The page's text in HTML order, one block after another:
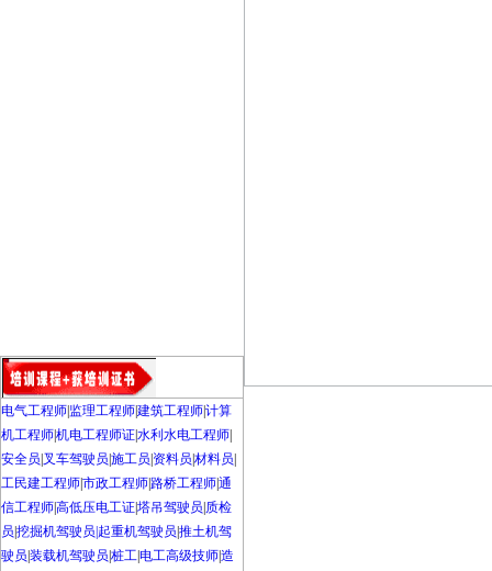
电气工程师 监理工程师建筑工程师计算
机工程师机电工程师证水利水电工程师
安全员 叉车驾驶员 施工员 资料员 材料员
工民建工程师市政工程师路桥工程师通
信工程师高低压电工证塔吊驾驶员 质检
员 挖掘机驾驶员|起重机驾驶员 推土机驾
驶员 装载机驾驶员 桩工电工高级技师造